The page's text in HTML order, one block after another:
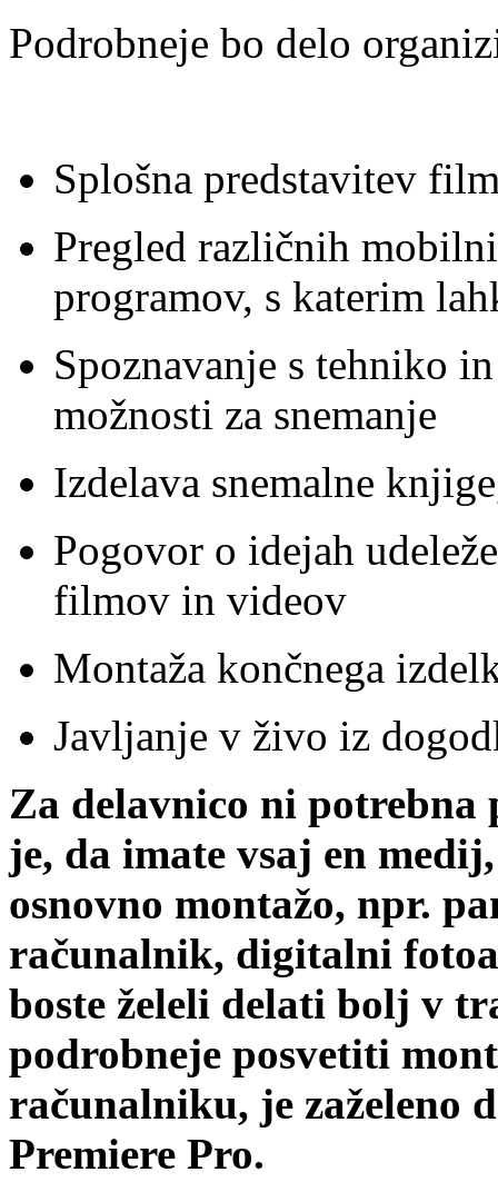
Podrobneje bo delo
Splošna predstavitev
Pregled različnih
programov, s katerim
Spoznavanje s tehniko
možnosti za snemanje
Izdelava snemalne
Pogovor o idejah
filmov in videov
Montaža končnega
Javljanje v živo iz
Za delavnico ni potrebna
je, da imate vsaj en
osnovno montažo, npr.
računalnik, digitalni
boste želeli delati bolj v
podrobneje posvetiti
računalniku, je zaželeno
Premiere Pro.